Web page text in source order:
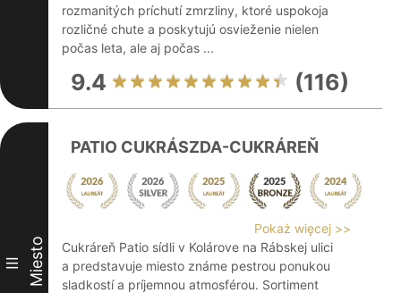
rozmanitých príchutí zmrzliny, ktoré uspokoja
rozličné chute a poskytujú osvieženie nielen
počas leta, ale aj počas ...
9.4 (116)
III Miesto
PATIO CUKRÁSZDA-CUKRÁREŇ
Pokaż więcej >>
Cukráreň Patio sídli v Kolárove na Rábskej ulici
a predstavuje miesto známe pestrou ponukou
sladkostí a príjemnou atmosférou. Sortiment